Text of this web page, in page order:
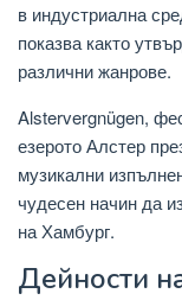
в индустриална
показва както
различни жанрове.
Alstervergnügen,
езерото Алстер
музикални
чудесен начин да
на Хамбург.
Дейности